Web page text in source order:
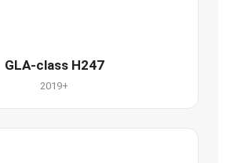
GLA-class H247
2019+